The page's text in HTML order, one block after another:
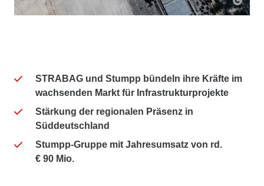
STRABAG und Stumpp bündeln ihre Kräfte im
wachsenden Markt für Infrastrukturprojekte
Stärkung der regionalen Präsenz in
Süddeutschland
Stumpp-Gruppe mit Jahresumsatz von rd.
€ 90 Mio.